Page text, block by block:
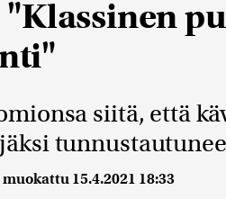
"Klassinen
siitä, että
muokattu15.4.2021 18:33